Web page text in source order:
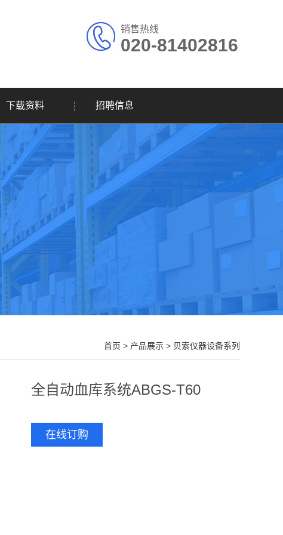
销售热线
020-81402816
下载资料 招聘信息
首页 > 产品展示 > 贝索仪器设备系列
全自动血库系统ABGS-T60
在线订购